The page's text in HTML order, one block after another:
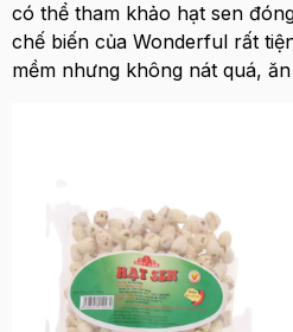
có thể tham khảo hạt sen
chế biến của Wonderful rất
mềm nhưng không nát quá,